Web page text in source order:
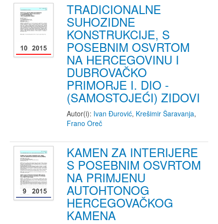
TRADICIONALNE
SUHOZIDNE
KONSTRUKCIJE, S
POSEBNIM OSVRTOM
NA HERCEGOVINU I
DUBROVAČKO
PRIMORJE I. DIO -
(SAMOSTOJEĆI) ZIDOVI
Autor(i): Ivan Đurović, Krešimir Šaravanja,
Frano Oreč
KAMEN ZA INTERIJERE
S POSEBNIM OSVRTOM
NA PRIMJENU
AUTOHTONOG
HERCEGOVAČKOG
KAMENA